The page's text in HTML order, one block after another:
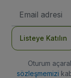
posta
Listeye Katılın
Oturum
sözleşmemizi